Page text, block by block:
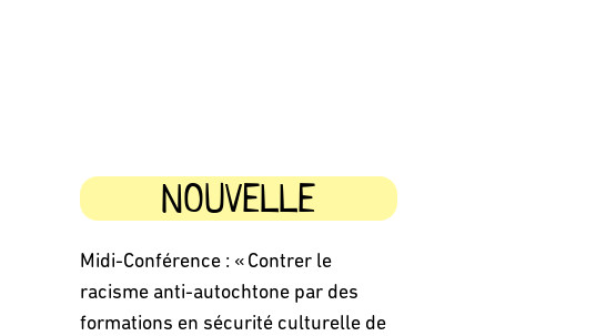
NOUVELLE
Midi-Conférence : « Contrer le
racisme anti-autochtone par des
formations en sécurité culturelle de